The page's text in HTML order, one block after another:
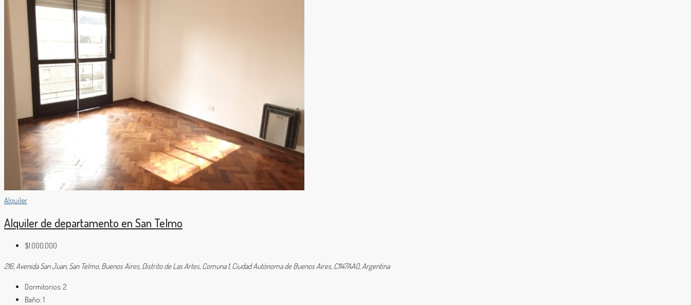
Alquiler
Alquiler de departamento en San Telmo
$1.000.000
216, Avenida San Juan, San Telmo, Buenos Aires, Distrito de Las Artes, Comuna 1, Ciudad Autónoma de Buenos Aires, C1147AAO, Argentina
Dormitorios: 2
Baño: 1